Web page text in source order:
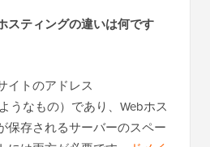
スティングの違いは何です
イトのアドレス
うなもの）であり、Webホス
保存されるサーバーのスペー